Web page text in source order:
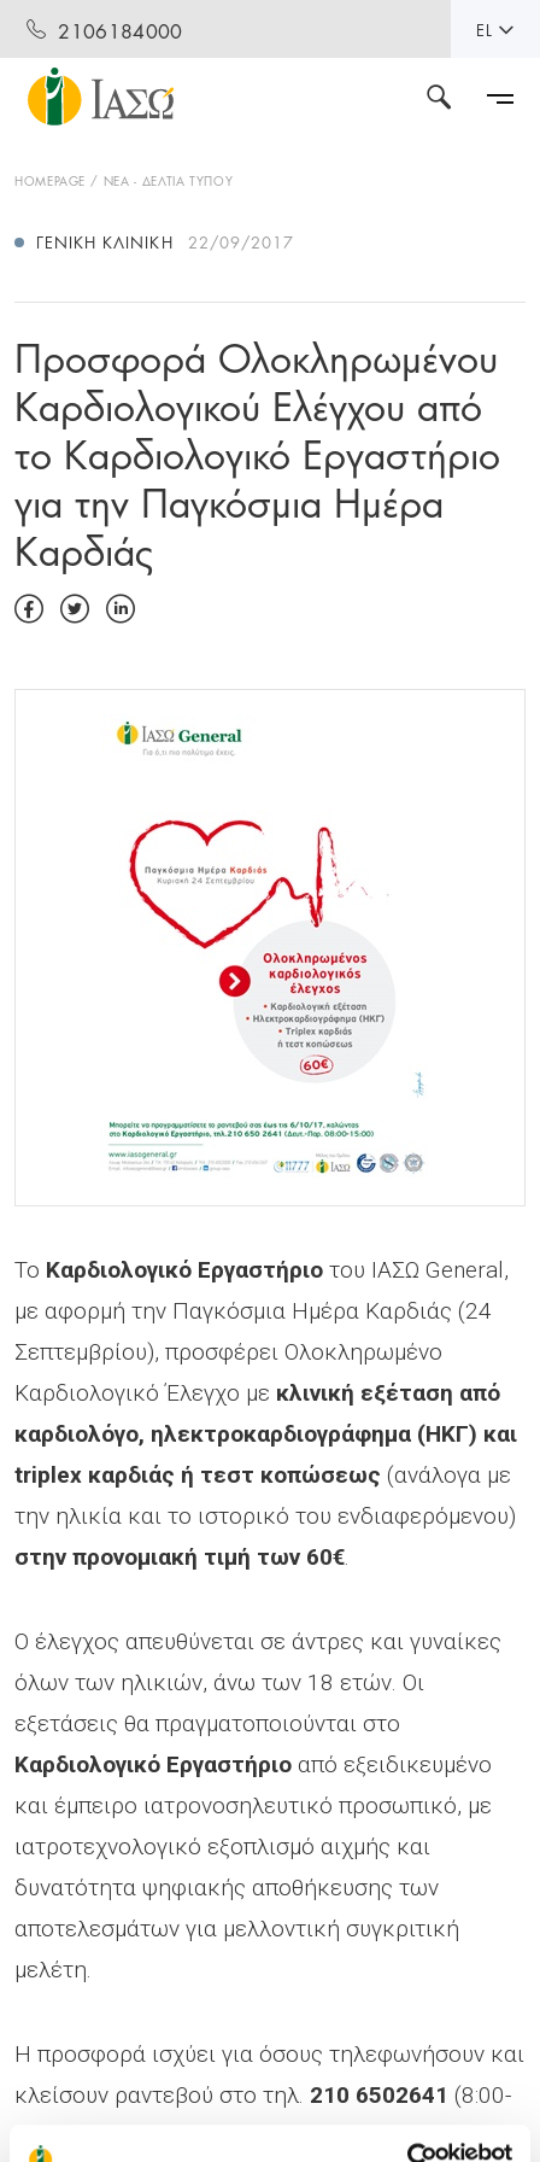
2106184000 EL
HOMEPAGE ΝΕΑ - ΔΕΛΤΙΑ ΤΥΠΟΥ
ΓΕΝΙΚΉ ΚΛΙΝΙΚΉ 22/09/2017
Προσφορά Ολοκληρωμένου
Καρδιολογικού Ελέγχου από
το Καρδιολογικό Εργαστήριο
για την Παγκόσμια Ημέρα
Καρδιάς
Το Καρδιολογικό Εργαστήριο του ΙΑΣΩ General,
με αφορμή την Παγκόσμια Ημέρα Καρδιάς (24
Σεπτεμβρίου), προσφέρει Ολοκληρωμένο
Καρδιολογικό Έλεγχο με κλινική εξέταση από
καρδιολόγο, ηλεκτροκαρδιογράφημα (ΗΚΓ) και
triplex καρδιάς ή τεστ κοπώσεως (ανάλογα με
την ηλικία και το ιστορικό του ενδιαφερόμενου)
στην προνομιακή τιμή των 60€.
Ο έλεγχος απευθύνεται σε άντρες και γυναίκες
όλων των ηλικιών, άνω των 18 ετών. Οι
εξετάσεις θα πραγματοποιούνται στο
Καρδιολογικό Εργαστήριο από εξειδικευμένο
και έμπειρο ιατρονοσηλευτικό προσωπικό, με
ιατροτεχνολογικό εξοπλισμό αιχμής και
δυνατότητα ψηφιακής αποθήκευσης των
αποτελεσμάτων για μελλοντική συγκριτική
μελέτη.
Η προσφορά ισχύει για όσους τηλεφωνήσουν και
κλείσουν ραντεβού στο τηλ. 210 6502641 (8:00-
Πέμπτη 21 Σεπτεμβρίου 2017